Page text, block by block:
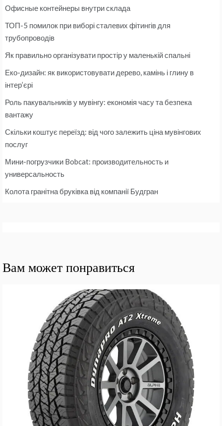
Офисные контейнеры внутри склада
ТОП-5 помилок при виборі сталевих фітингів для
трубопроводів
Як правильно організувати простір у маленькій спальні
Еко-дизайн: як використовувати дерево, камінь і глину в
інтер’єрі
Роль пакувальників у мувінгу: економія часу та безпека
вантажу
Скільки коштує переїзд: від чого залежить ціна мувінгових
послуг
Мини-погрузчики Bobcat: производительность и
универсальность
Колота гранітна бруківка від компанії Будгран
Вам может понравиться